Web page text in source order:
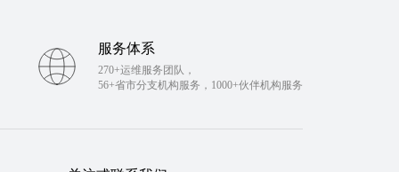
服务体系
270+运维服务团队，
56+省市分支机构服务，1000+伙伴机构服务